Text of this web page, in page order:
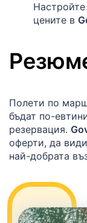
цените в
Полети по
бъдат по-
резервация.
оферти, да
най-добрата